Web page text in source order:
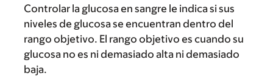
Controlar la glucosa en sangre le indica si sus
niveles de glucosa se encuentran dentro del
rango objetivo. El rango objetivo es cuando su
glucosa no es ni demasiado alta ni demasiado
baja.